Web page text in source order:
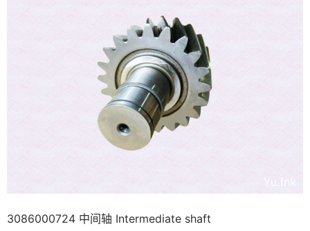
3086000724 中间轴 Intermediate shaft